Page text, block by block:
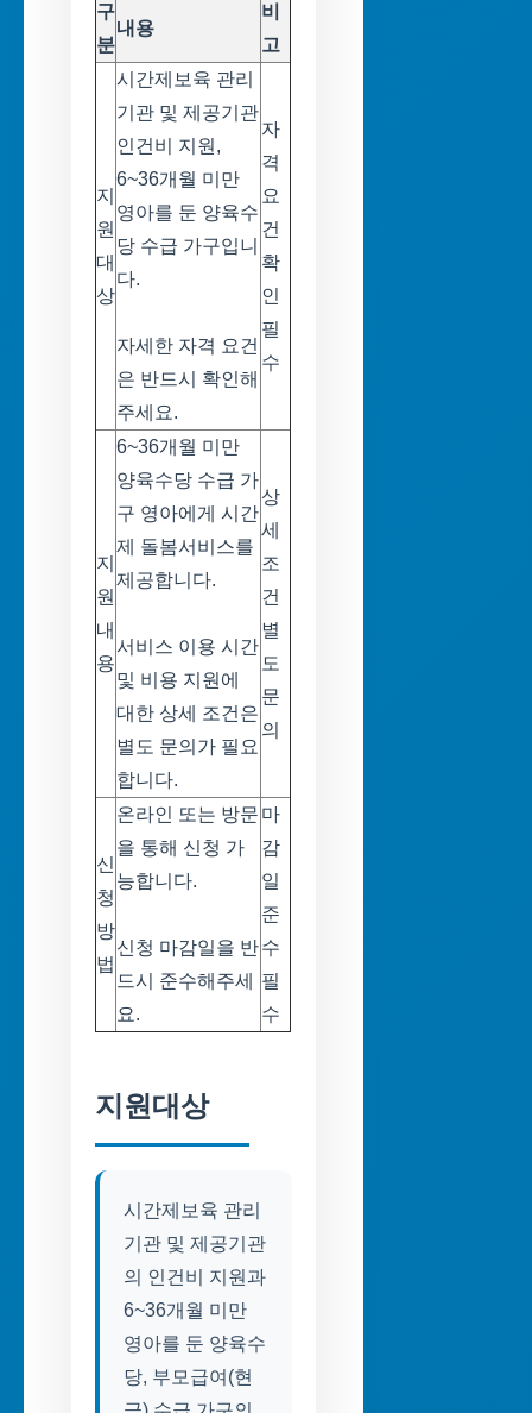
구
분
내용
비
고
지
원
대
상
시간제보육 관리
기관 및 제공기관
인건비 지원,
6~36개월 미만
영아를 둔 양육수
당 수급 가구입니
다.
자세한 자격 요건
은 반드시 확인해
주세요.
자
격
요
건
확
인
필
수
지
원
내
용
6~36개월 미만
양육수당 수급 가
구 영아에게 시간
제 돌봄서비스를
제공합니다.
서비스 이용 시간
및 비용 지원에
대한 상세 조건은
별도 문의가 필요
합니다.
상
세
조
건
별
도
문
의
신
청
방
법
온라인 또는 방문
을 통해 신청 가
능합니다.
신청 마감일을 반
드시 준수해주세
요.
마
감
일
준
수
필
수
지원대상
시간제보육 관리
기관 및 제공기관
의 인건비 지원과
6~36개월 미만
영아를 둔 양육수
당, 부모급여(현